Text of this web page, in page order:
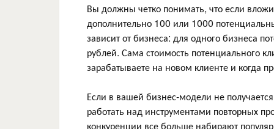
Вы должны четко понимать, что если
дополнительно 100 или 1000
зависит от бизнеса: для одного бизнеса
рублей. Сама стоимость потенциального
зарабатываете на новом клиенте и когда
Если в вашей бизнес-модели не
работать над инструментами повторных
конкуренции все больше набирают